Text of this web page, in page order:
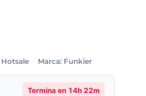
Hotsale Marca: Funkier
Termina en 14h 22m